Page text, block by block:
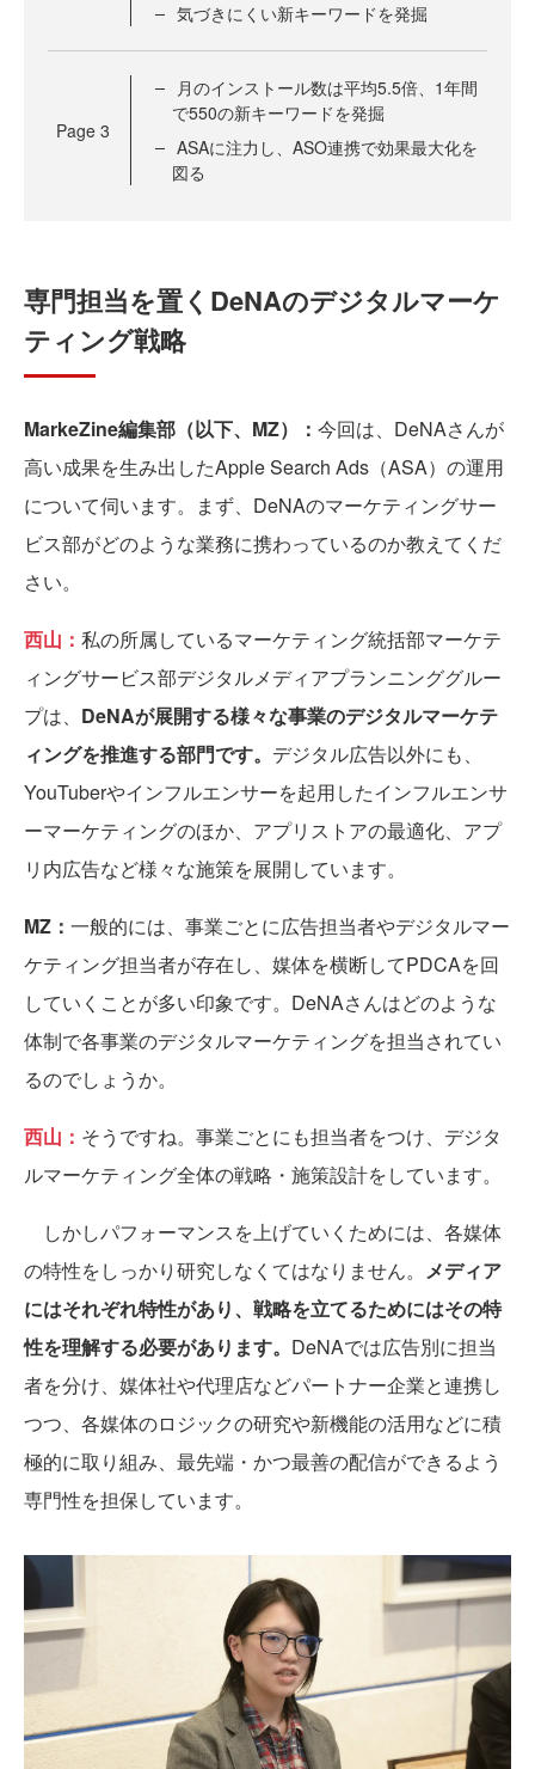
気づきにくい新キーワードを発掘
Page 3
月のインストール数は平均5.5倍、1年間
で550の新キーワードを発掘
ASAに注力し、ASO連携で効果最大化を
図る
専門担当を置くDeNAのデジタルマーケ
ティング戦略
MarkeZine編集部（以下、MZ）： 今回は、DeNAさんが
高い成果を生み出したApple Search Ads（ASA）の運用
について伺います。まず、DeNAのマーケティングサー
ビス部がどのような業務に携わっているのか教えてくだ
さい。
西山： 私の所属しているマーケティング統括部マーケテ
ィングサービス部デジタルメディアプランニンググルー
プは、 DeNAが展開する様々な事業のデジタルマーケテ
ィングを推進する部門です。 デジタル広告以外にも、
YouTuberやインフルエンサーを起用したインフルエンサ
ーマーケティングのほか、アプリストアの最適化、アプ
リ内広告など様々な施策を展開しています。
MZ： 一般的には、事業ごとに広告担当者やデジタルマー
ケティング担当者が存在し、媒体を横断してPDCAを回
していくことが多い印象です。DeNAさんはどのような
体制で各事業のデジタルマーケティングを担当されてい
るのでしょうか。
西山： そうですね。事業ごとにも担当者をつけ、デジタ
ルマーケティング全体の戦略・施策設計をしています。
しかしパフォーマンスを上げていくためには、各媒体
の特性をしっかり研究しなくてはなりません。 メディア
にはそれぞれ特性があり、戦略を立てるためにはその特
性を理解する必要があります。 DeNAでは広告別に担当
者を分け、媒体社や代理店などパートナー企業と連携し
つつ、各媒体のロジックの研究や新機能の活用などに積
極的に取り組み、最先端・かつ最善の配信ができるよう
専門性を担保しています。